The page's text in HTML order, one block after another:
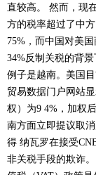
直较高。 然而，现
方的税率超过了中
75%，而中国对美
34%反制关税的背
例子是越南。美国
贸易数据门户网站
权）为9 4%，加权
南方面立即提议取
得 纳瓦罗在接受
非关税手段的欺诈